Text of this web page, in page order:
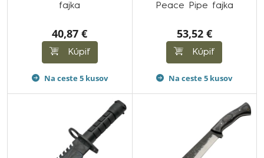
fajka
40,87 €
Kúpiť
Na ceste 5 kusov
Peace Pipe fajka
53,52 €
Kúpiť
Na ceste 5 kusov